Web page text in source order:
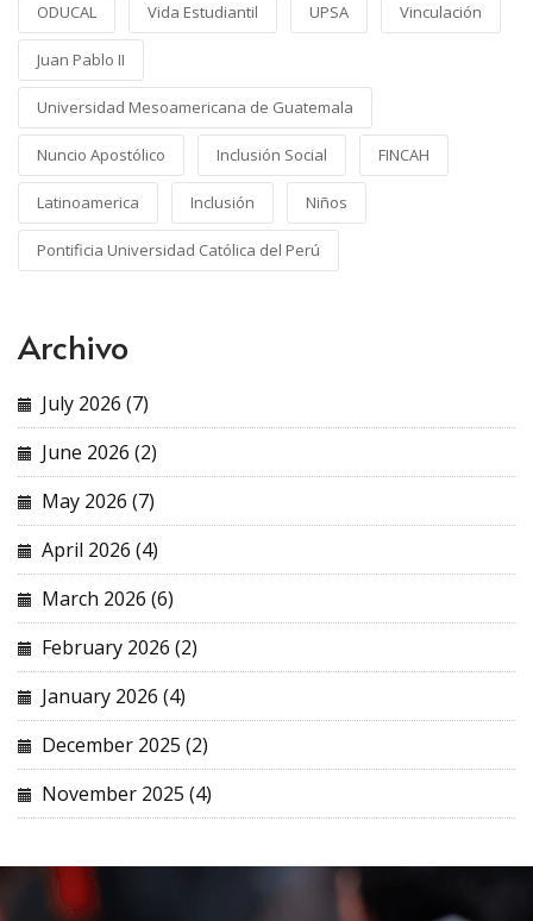
ODUCAL Vida Estudiantil UPSA Vinculación
Juan Pablo II
Universidad Mesoamericana de Guatemala
Nuncio Apostólico Inclusión Social FINCAH
Latinoamerica Inclusión Niños
Pontificia Universidad Católica del Perú
Archivo
July 2026 (7)
June 2026 (2)
May 2026 (7)
April 2026 (4)
March 2026 (6)
February 2026 (2)
January 2026 (4)
December 2025 (2)
November 2025 (4)